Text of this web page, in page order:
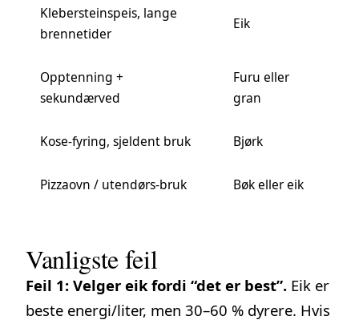
Klebersteinspeis, lange
brennetider
Eik
Opptenning +
sekundærved
Furu eller
gran
Kose-fyring, sjeldent bruk Bjørk
Pizzaovn / utendørs-bruk Bøk eller eik
Vanligste feil
Feil 1: Velger eik fordi “det er best”. Eik er
beste energi/liter, men 30–60 % dyrere. Hvis